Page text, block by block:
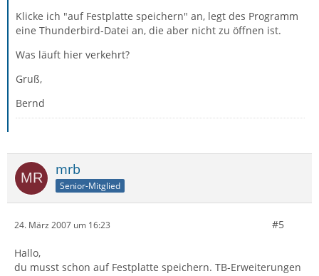
Klicke ich "auf Festplatte speichern" an, legt des Programm
eine Thunderbird-Datei an, die aber nicht zu öffnen ist.
Was läuft hier verkehrt?
Gruß,
Bernd
mrb
Senior-Mitglied
24. März 2007 um 16:23 #5
Hallo,
du musst schon auf Festplatte speichern. TB-Erweiterungen